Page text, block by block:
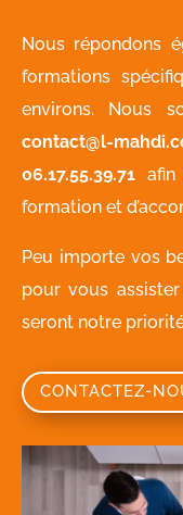
Nous répondons
formations
environs. Nous
contact@l-
06.17.55.39.71 afin
formation et
Peu importe vos
pour vous
seront notre
CONTACTEZ-